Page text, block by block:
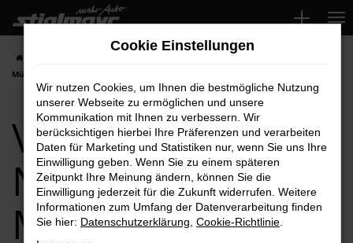
Zum
Hauptinhalt
springen
München Top-Angebote
VW Touareg
Neuwagen für
München Top-
Cookie Einstellungen
Wir nutzen Cookies, um Ihnen die bestmögliche Nutzung
unserer Webseite zu ermöglichen und unsere
Kommunikation mit Ihnen zu verbessern. Wir
berücksichtigen hierbei Ihre Präferenzen und verarbeiten
Daten für Marketing und Statistiken nur, wenn Sie uns Ihre
Einwilligung geben. Wenn Sie zu einem späteren
Zeitpunkt Ihre Meinung ändern, können Sie die
Einwilligung jederzeit für die Zukunft widerrufen. Weitere
Informationen zum Umfang der Datenverarbeitung finden
Sie hier: Datenschutzerklärung Cookie-Richtlinie